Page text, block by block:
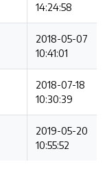
14:24:58
2018-05-07
10:41:01
2018-07-18
10:30:39
2019-05-20
10:55:52